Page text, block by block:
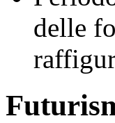
delle